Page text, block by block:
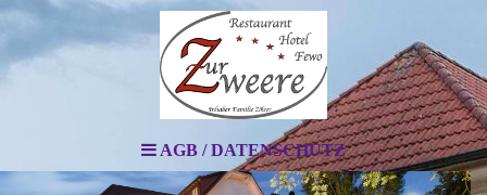
AGB / DATENSCHUTZ